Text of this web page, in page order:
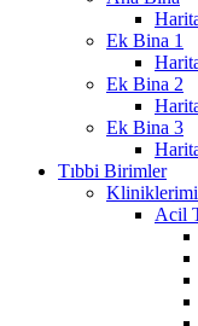
Ek Bina 1
Ek Bina 2
Ek Bina 3
Tıbbi Birimler
Acil